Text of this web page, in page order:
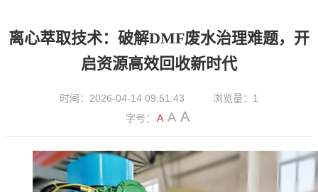
离心萃取技术：破解DMF废水治理难题，开
启资源高效回收新时代
时间：2026-04-14 09:51:43
浏览量：1
字号：
A A A